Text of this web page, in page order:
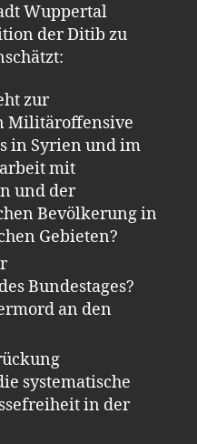
Wuppertal
der Ditib zu
zur
Militäroffensive
in Syrien und im
mit
und der
Bevölkerung in
Gebieten?
Bundestages?
an den
systematische
in der